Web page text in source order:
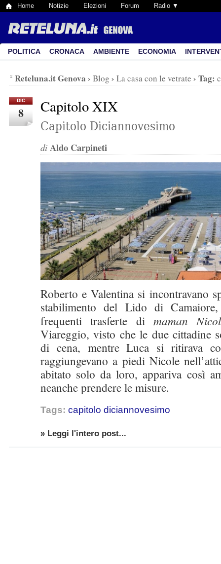
Home Notizie Elezioni Forum Radio ▼
POLITICA CRONACA AMBIENTE ECONOMIA
Reteluna.it Genova › Blog › La casa con le vetrate › Tag:
DIC
8 Capitolo XIX
Capitolo Diciannovesimo
di Aldo Carpineti
Roberto e Valentina si incontravano
stabilimento del Lido di
frequenti trasferte di maman
Viareggio, visto che le due cittadine
di cena, mentre Luca si ritirava
raggiungevano a piedi Nicole
abitato solo da loro, appariva così
neanche prendere le misure.
Tags: capitolo diciannovesimo
» Leggi l'intero post...